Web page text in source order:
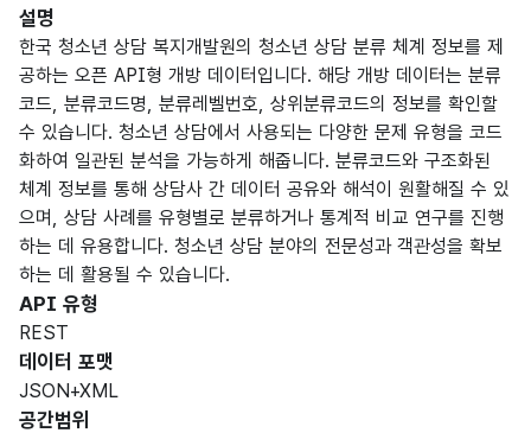
설명
한국 청소년 상담 복지개발원의 청소년 상담 분류 체계 정보를 제
공하는 오픈 API형 개방 데이터입니다. 해당 개방 데이터는 분류
코드, 분류코드명, 분류레벨번호, 상위분류코드의 정보를 확인할
수 있습니다. 청소년 상담에서 사용되는 다양한 문제 유형을 코드
화하여 일관된 분석을 가능하게 해줍니다. 분류코드와 구조화된
체계 정보를 통해 상담사 간 데이터 공유와 해석이 원활해질 수 있
으며, 상담 사례를 유형별로 분류하거나 통계적 비교 연구를 진행
하는 데 유용합니다. 청소년 상담 분야의 전문성과 객관성을 확보
하는 데 활용될 수 있습니다.
API 유형
REST
데이터 포맷
JSON+XML
공간범위